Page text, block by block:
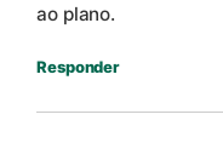
ao plano.
Responder